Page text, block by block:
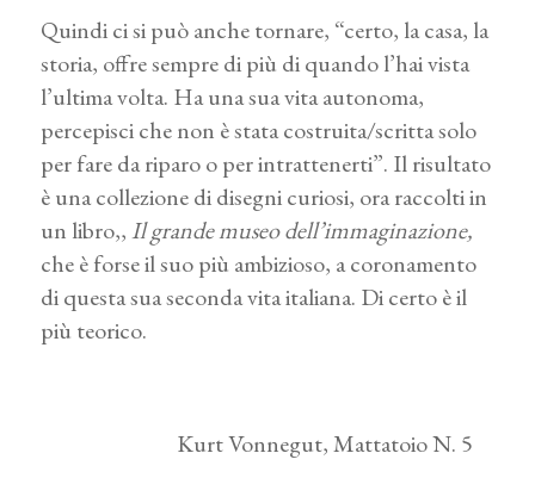
Quindi ci si può anche tornare, “certo, la casa, la
storia, offre sempre di più di quando l’hai vista
l’ultima volta. Ha una sua vita autonoma,
percepisci che non è stata costruita/scritta solo
per fare da riparo o per intrattenerti”. Il risultato
è una collezione di disegni curiosi, ora raccolti in
un libro,,Il grande museo dell’immaginazione,
che è forse il suo più ambizioso, a coronamento
di questa sua seconda vita italiana. Di certo è il
più teorico.
Kurt Vonnegut, Mattatoio N. 5